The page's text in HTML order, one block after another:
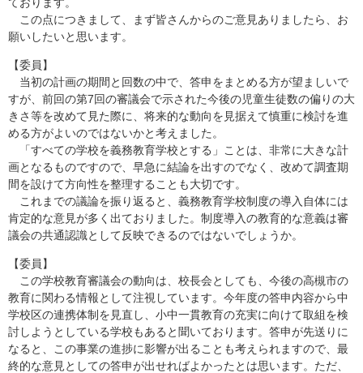
この点につきまして、まず皆さんからのご意見ありましたら、お
願いしたいと思います。
【委員】
当初の計画の期間と回数の中で、答申をまとめる方が望ましいで
すが、前回の第7回の審議会で示された今後の児童生徒数の偏りの大
きさ等を改めて見た際に、将来的な動向を見据えて慎重に検討を進
める方がよいのではないかと考えました。
「すべての学校を義務教育学校とする」ことは、非常に大きな計
画となるものですので、早急に結論を出すのでなく、改めて調査期
間を設けて方向性を整理することも大切です。
これまでの議論を振り返ると、義務教育学校制度の導入自体には
肯定的な意見が多く出ておりました。制度導入の教育的な意義は審
議会の共通認識として反映できるのではないでしょうか。
【委員】
この学校教育審議会の動向は、校長会としても、今後の高槻市の
教育に関わる情報として注視しています。今年度の答申内容から中
学校区の連携体制を見直し、小中一貫教育の充実に向けて取組を検
討しようとしている学校もあると聞いております。答申が先送りに
なると、この事業の進捗に影響が出ることも考えられますので、最
終的な意見としての答申が出せればよかったとは思います。ただ、